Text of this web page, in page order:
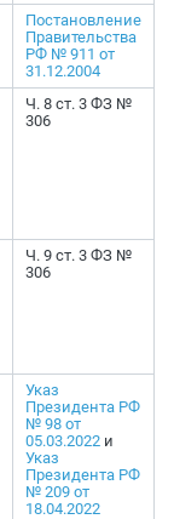
Постановление
Правительства
РФ № 911 от
31.12.2004
Ч. 8 ст. 3 ФЗ №
306
Ч. 9 ст. 3 ФЗ №
306
Указ
Президента РФ
№ 98 от
05.03.2022 и
Указ
Президента РФ
№ 209 от
18.04.2022